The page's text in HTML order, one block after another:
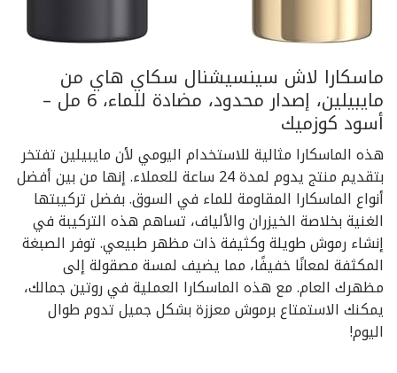
ماسكارا لاش سينسيشنال سكاي هاي من
مايبيلين، إصدار محدود، مضادة للماء، 6 مل –
أسود كوزميك
هذه الماسكارا مثالية للاستخدام اليومي لأن مايبيلين تفتخر
بتقديم منتج يدوم لمدة 24 ساعة للعملاء. إنها من بين أفضل
أنواع الماسكارا المقاومة للماء في السوق. بفضل تركيبتها
الغنية بخلاصة الخيزران والألياف، تساهم هذه التركيبة في
إنشاء رموش طويلة وكثيفة ذات مظهر طبيعي. توفر الصبغة
المكثفة لمعانًا خفيفًا، مما يضيف لمسة مصقولة إلى
مظهرك العام. مع هذه الماسكارا العملية في روتين جمالك،
يمكنك الاستمتاع برموش معززة بشكل جميل تدوم طوال
اليوم!